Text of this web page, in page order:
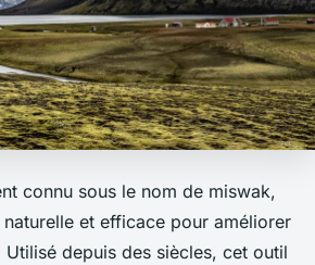
connu sous le nom de miswak,
et efficace pour améliorer
depuis des siècles, cet outil